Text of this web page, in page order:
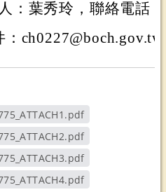
：葉秀玲，聯絡電話
：
視窗
視窗
視窗